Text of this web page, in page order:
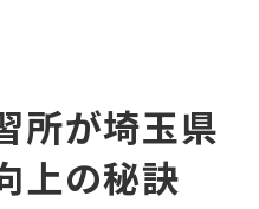
所が埼玉県
上の秘訣